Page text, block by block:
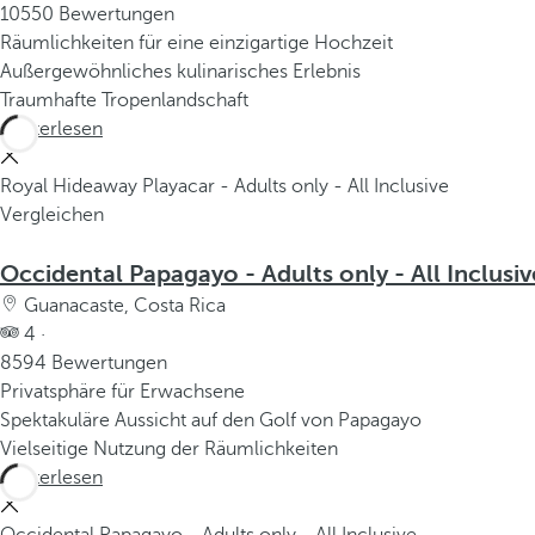
10550 Bewertungen
Räumlichkeiten für eine einzigartige Hochzeit
Außergewöhnliches kulinarisches Erlebnis
Traumhafte Tropenlandschaft
Weiterlesen
Royal Hideaway Playacar - Adults only - All Inclusive
Vergleichen
Occidental Papagayo - Adults only - All
Guanacaste, Costa Rica
4 ·
8594 Bewertungen
Privatsphäre für Erwachsene
Spektakuläre Aussicht auf den Golf von Papagayo
Vielseitige Nutzung der Räumlichkeiten
Weiterlesen